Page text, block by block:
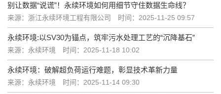
别让数据“说谎”！永续环境如何用细节守住数据生命线？
来源：浙江永续环境工程有限公司 时间：2025-11-25 09:57
永续环境:以SV30为锚点，筑牢污水处理工艺的“沉降基石”
来源：永续环境 时间：2025-11-18 10:02
永续环境：破解超负荷运行难题，彰显技术革新力量
来源：永续环境 时间：2025-11-14 09:30